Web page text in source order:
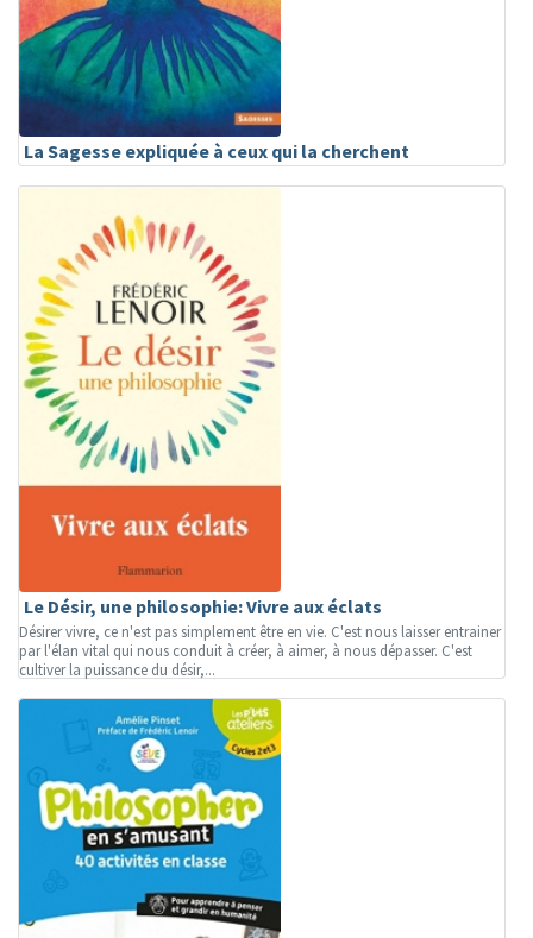
La Sagesse expliquée à ceux qui la cherchent
Le Désir, une philosophie: Vivre aux éclats
Désirer vivre, ce n'est pas simplement être en vie. C'est nous laisser entrainer
par l'élan vital qui nous conduit à créer, à aimer, à nous dépasser. C'est
cultiver la puissance du désir,...